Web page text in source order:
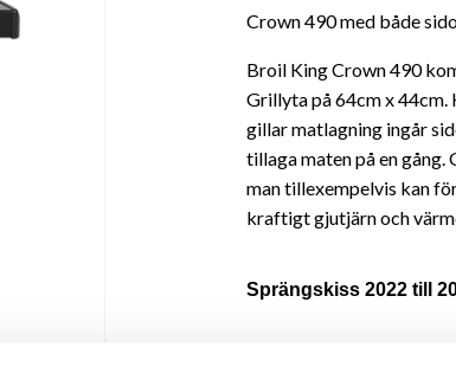
Crown 490 med både
Broil King Crown 490
Grillyta på 64cm x 44cm.
gillar matlagning ingår
tillaga maten på en
man tillexempelvis kan
kraftigt gjutjärn och
Sprängskiss 2022 till